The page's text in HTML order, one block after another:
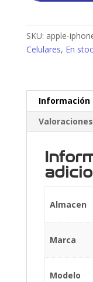
Grado
A
SKU: apple-
Celulares, En
Información
Almacen
Marca
Modelo